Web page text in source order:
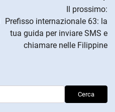
Il prossimo:
Prefisso internazionale 63: la
tua guida per inviare SMS e
chiamare nelle Filippine
Cerca